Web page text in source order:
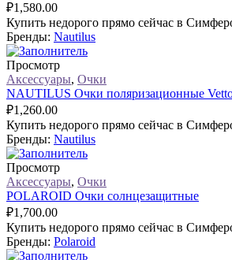
₽1,580.00
Купить недорого прямо сейчас в
Бренды: Nautilus
Просмотр
Аксессуары, Очки
NAUTILUS Очки поляризационные
₽1,260.00
Купить недорого прямо сейчас в
Бренды: Nautilus
Просмотр
Аксессуары, Очки
POLAROID Очки солнцезащитные
₽1,700.00
Купить недорого прямо сейчас в
Бренды: Polaroid